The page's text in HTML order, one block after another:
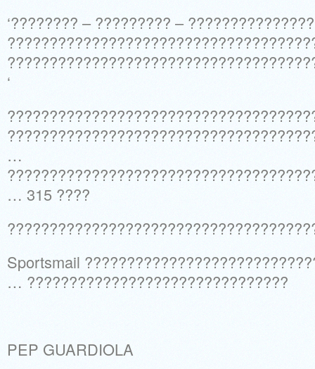
‘???????? – ????????? –
‘
…
… 315 ????
Sportsmail
… ???????????????????????????????
PEP GUARDIOLA